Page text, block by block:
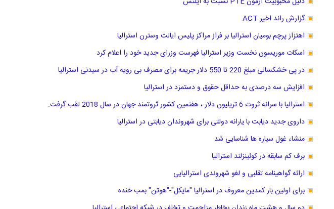
گزارش راند اخیر ACT
اهتزاز پرچم بومیان استرالیا بر فراز مراکز پلیس ایالت وسترن استرالیا
اسکات موریسون نخست وزیر استرالیا فهرست وزرای جدید خود را اعلام کرد
در پی خشکسالی مبلغ 220 تا 550 دلار جریمه برای مصرف بی رویه آب در سیدنی استرالیا
افزایش سه درصدی به حداقل حقوق و دستمزد در استرالیا
استرالیا با سرانه ثروت 6 تریلیون دلار ، هفتمین کشور ثروتمند جهان در سال 2018 لقب گرفت.
داروی جدید دیابت با یارانه دولتی برای شهروندان دیابتی در استرالیا
منشاء غول سیاره ها شناسایی شد
برف کم سابقه در کوئینزلند استرالیا
ارائه گواهینامه تقلبی و لغو شهروندی استرالیایی
برای اولین بار کمدین معروف در استرالیا "مایکل"-"هوتن" بمب خنده